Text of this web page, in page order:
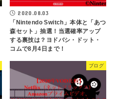
2020.08.03
「Nintendo Switch」本体と「あつ
森セット」抽選！当選確率アップ
する裏技は？ヨドバシ・ドット・
コムで8月4日まで！
ブログ